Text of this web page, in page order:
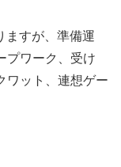
ますが、準備運
プワーク、受け
ワット、連想ゲー